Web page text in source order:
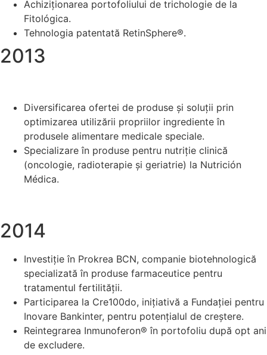
Achiziționarea portofoliului de trichologie de la
Fitológica.
Tehnologia patentată RetinSphere®.
2013
Diversificarea ofertei de produse și soluții prin
optimizarea utilizării propriilor ingrediente în
produsele alimentare medicale speciale.
Specializare în produse pentru nutriție clinică
(oncologie, radioterapie și geriatrie) la Nutrición
Médica.
2014
Investiție în Prokrea BCN, companie biotehnologică
specializată în produse farmaceutice pentru
tratamentul fertilității.
Participarea la Cre100do, inițiativă a Fundației pentru
Inovare Bankinter, pentru potențialul de creștere.
Reintegrarea Inmunoferon® în portofoliu după opt ani
de excludere.